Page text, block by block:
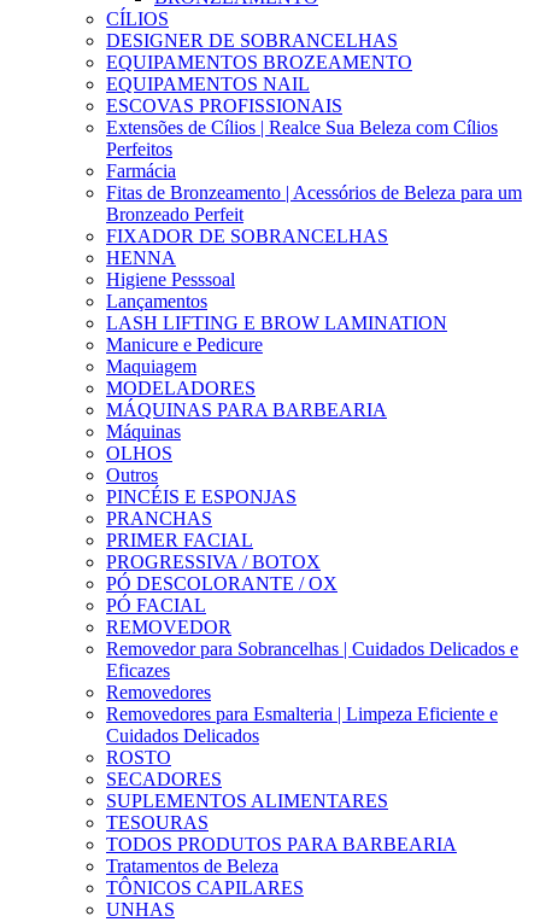
CÍLIOS
DESIGNER DE SOBRANCELHAS
EQUIPAMENTOS BROZEAMENTO
EQUIPAMENTOS NAIL
ESCOVAS PROFISSIONAIS
Extensões de Cílios | Realce Sua Beleza com Cílios
Perfeitos
Farmácia
Fitas de Bronzeamento | Acessórios de Beleza para um
Bronzeado Perfeit
FIXADOR DE SOBRANCELHAS
HENNA
Higiene Pesssoal
Lançamentos
LASH LIFTING E BROW LAMINATION
Manicure e Pedicure
Maquiagem
MODELADORES
MÁQUINAS PARA BARBEARIA
Máquinas
OLHOS
Outros
PINCÉIS E ESPONJAS
PRANCHAS
PRIMER FACIAL
PROGRESSIVA / BOTOX
PÓ DESCOLORANTE / OX
PÓ FACIAL
REMOVEDOR
Removedor para Sobrancelhas | Cuidados Delicados e
Eficazes
Removedores
Removedores para Esmalteria | Limpeza Eficiente e
Cuidados Delicados
ROSTO
SECADORES
SUPLEMENTOS ALIMENTARES
TESOURAS
TODOS PRODUTOS PARA BARBEARIA
Tratamentos de Beleza
TÔNICOS CAPILARES
UNHAS